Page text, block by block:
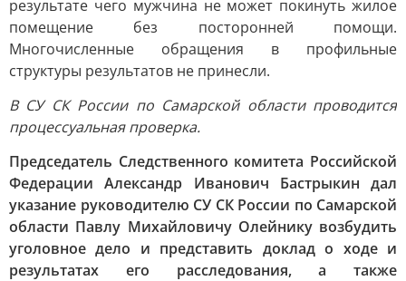
результате чего мужчина не может покинуть жилое
помещение без посторонней помощи.
Многочисленные обращения в профильные
структуры результатов не принесли.
В СУ СК России по Самарской области проводится
процессуальная проверка.
Председатель Следственного комитета Российской
Федерации Александр Иванович Бастрыкин дал
указание руководителю СУ СК России по Самарской
области Павлу Михайловичу Олейнику возбудить
уголовное дело и представить доклад о ходе и
результатах его расследования, а также